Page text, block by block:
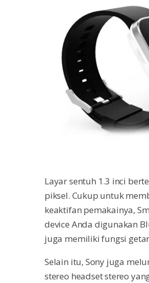
Layar sentuh 1.3 inci
piksel. Cukup untuk
keaktifan pemakainya,
device Anda digunakan
juga memiliki fungsi
Selain itu, Sony juga
stereo headset stereo